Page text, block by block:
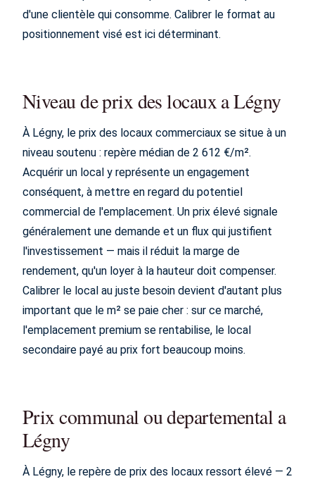
d'une clientèle qui consomme. Calibrer le format au
positionnement visé est ici déterminant.
Niveau de prix des locaux a Légny
À Légny, le prix des locaux commerciaux se situe à un
niveau soutenu : repère médian de 2 612 €/m².
Acquérir un local y représente un engagement
conséquent, à mettre en regard du potentiel
commercial de l'emplacement. Un prix élevé signale
généralement une demande et un flux qui justifient
l'investissement — mais il réduit la marge de
rendement, qu'un loyer à la hauteur doit compenser.
Calibrer le local au juste besoin devient d'autant plus
important que le m² se paie cher : sur ce marché,
l'emplacement premium se rentabilise, le local
secondaire payé au prix fort beaucoup moins.
Prix communal ou departemental a
Légny
À Légny, le repère de prix des locaux ressort élevé — 2